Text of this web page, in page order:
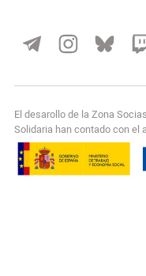
El desarollo de la Zona
Solidaria han contado con el